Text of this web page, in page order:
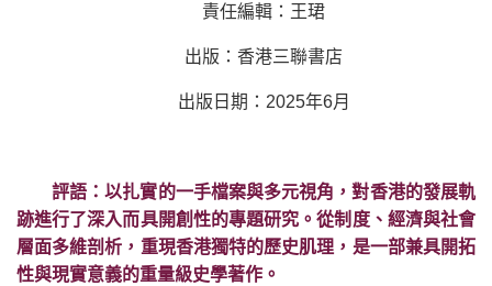
責任編輯：王珺
出版：香港三聯書店
出版日期：2025年6月
評語：以扎實的一手檔案與多元視角，對香港的發展軌
跡進行了深入而具開創性的專題研究。從制度、經濟與社會
層面多維剖析，重現香港獨特的歷史肌理，是一部兼具開拓
性與現實意義的重量級史學著作。